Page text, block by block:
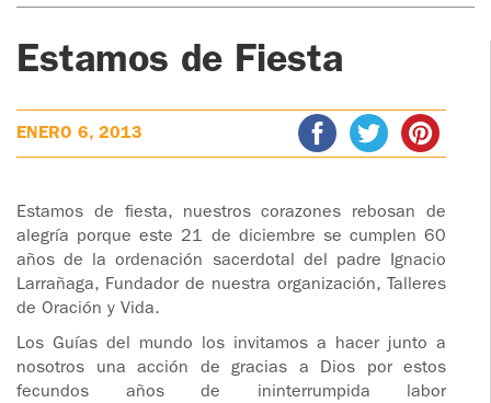
TOV JÓVENES
TOV
ADOLESCENTES
TOV NIÑOS
CURSO
MATRIMONIAL
FUNDADOR
LARRAÑAGA
OFM CAP.
HOMENAJE
PADRE
LARRAÑAGA
OBRA
Estamos de Fiesta
ENERO 6, 2013
Estamos de fiesta, nuestros corazones rebosan de
alegría porque este 21 de diciembre se cumplen 60
años de la ordenación sacerdotal del padre Ignacio
Larrañaga, Fundador de nuestra organización, Talleres
de Oración y Vida.
Los Guías del mundo los invitamos a hacer junto a
nosotros una acción de gracias a Dios por estos
fecundos años de ininterrumpida labor